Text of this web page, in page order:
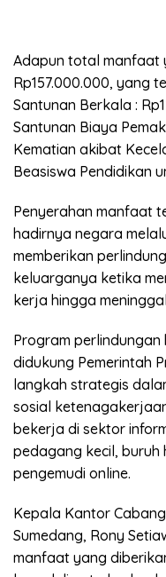
Adapun total manfaat
Rp157.000.000, yang
Santunan Berkala :
Santunan Biaya
Kematian akibat
Beasiswa Pendidikan
Penyerahan manfaat
hadirnya negara
memberikan
keluarganya ketika
kerja hingga
Program
didukung Pemerintah
langkah strategis
sosial
bekerja di sektor
pedagang kecil, buruh
pengemudi online.
Kepala Kantor
Sumedang, Rony
manfaat yang